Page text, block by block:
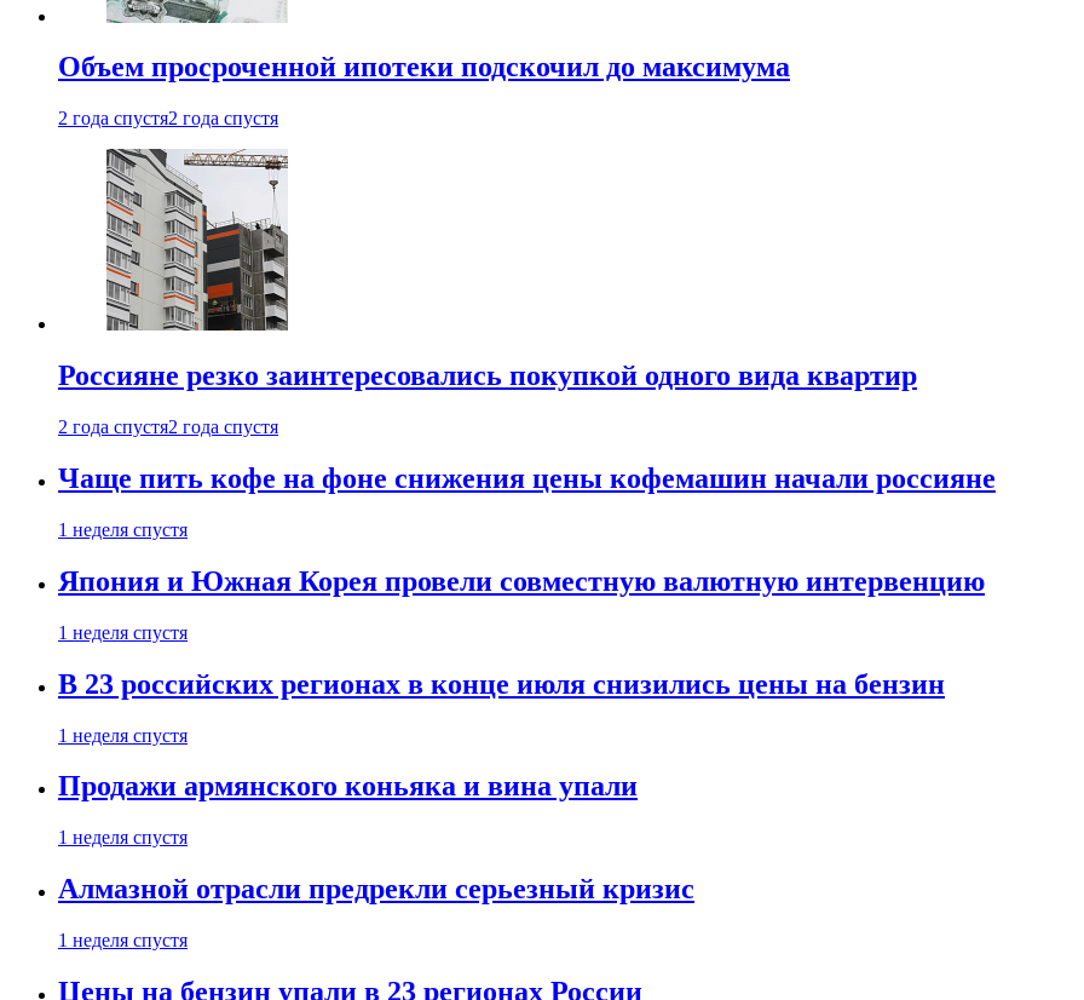
Объем просроченной ипотеки подскочил до максимума
2 года спустя2 года спустя
Россияне резко заинтересовались покупкой одного вида квартир
2 года спустя2 года спустя
Чаще пить кофе на фоне снижения цены кофемашин начали россияне
1 неделя спустя
Япония и Южная Корея провели совместную валютную интервенцию
1 неделя спустя
В 23 российских регионах в конце июля снизились цены на бензин
1 неделя спустя
Продажи армянского коньяка и вина упали
1 неделя спустя
Алмазной отрасли предрекли серьезный кризис
1 неделя спустя
Цены на бензин упали в 23 регионах России